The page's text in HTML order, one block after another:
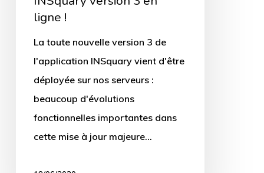
ligne !
La toute nouvelle version 3 de
l'application INSquary vient d'être
déployée sur nos serveurs :
beaucoup d'évolutions
fonctionnelles importantes dans
cette mise à jour majeure…